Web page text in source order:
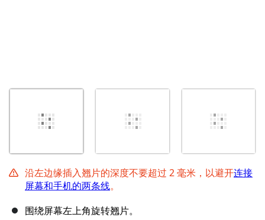
沿左边缘插入翘片的深度不要超过 2 毫米，以避开连接
屏幕和手机的两条线。
围绕屏幕左上角旋转翘片。